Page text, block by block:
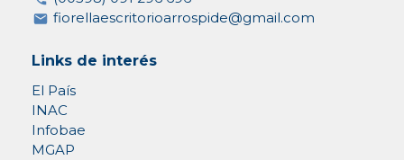
fiorellaescritorioarrospide@gmail.com
Links de interés
El País
INAC
Infobae
MGAP